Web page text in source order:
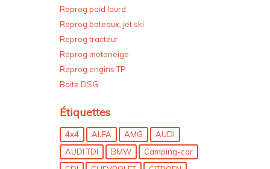
Reprog poid lourd
Reprog bateaux, jet ski
Reprog tracteur
Reprog motoneige
Reprog engins TP
Boite DSG
Étiquettes
4x4 ALFA AMG
AUDI
AUDI TDI
BMW
Camping-car